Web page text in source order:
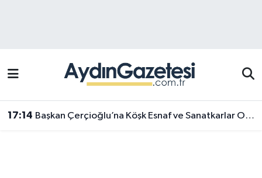
17:14 Başkan Çerçioğlu’na Köşk Esnaf ve Sanatkarlar Odası’ndan ziyaret
Efeler Trafik Yoğunluk Haritası
Süper Lig Puan Durumu ve Fikstür